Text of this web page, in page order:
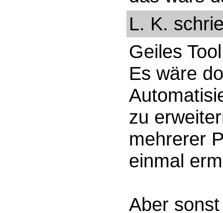
L. K.
Geiles
Es wäre
zu
mehrerer
einmal
Aber